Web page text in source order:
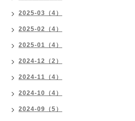
2025-03（4）
2025-02（4）
2025-01（4）
2024-12（2）
2024-11（4）
2024-10（4）
2024-09（5）